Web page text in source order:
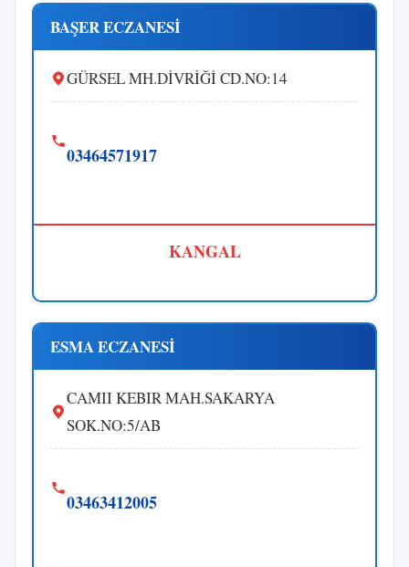
BAŞER ECZANESİ
GÜRSEL MH.DİVRİĞİ CD.NO:14
03464571917
KANGAL
ESMA ECZANESİ
CAMII KEBIR MAH.SAKARYA
SOK.NO:5/AB
03463412005